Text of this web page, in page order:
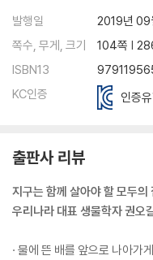
발행일
2019년 09
쪽수, 무게, 크기
104쪽 |
ISBN13
KC인증
인증
출판사 리뷰
지구는 함께 살아야 할 모두의
우리나라 대표 생물학자 권오
· 물에 뜬 배를 앞으로 나아가